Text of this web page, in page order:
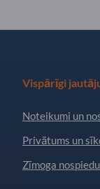
Vispārīgi
Noteikumi un
Privātums un
Zīmoga